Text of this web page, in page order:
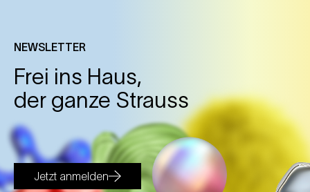
NEWSLETTER
Frei ins Haus,
der ganze Strauss
Jetzt anmelden